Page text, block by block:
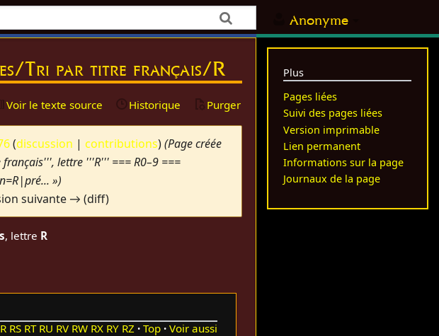
Anonyme
Tri par titre français/R
Voir le texte source Historique Purger
(discussion | contributions)(Page créée
lettre '''R''' === R0–9 ===
»)
suivante → (diff)
, lettre R
RS RT RU RV RW RX RY RZ Top Voir aussi
Plus
Pages liées
Suivi des pages liées
Version imprimable
Lien permanent
Informations sur la page
Journaux de la page